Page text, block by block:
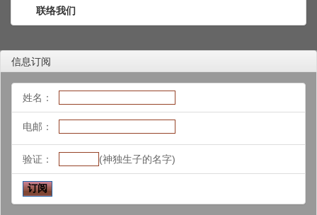
联络我们
信息订阅
姓名：
电邮：
验证： (神独生子的名字)